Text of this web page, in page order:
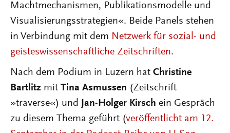
Machtmechanismen, Publikationsmodelle und
Visualisierungsstrategien«. Beide Panels stehen
in Verbindung mit dem Netzwerk für sozial- und
geisteswissenschaftliche Zeitschriften.
Nach dem Podium in Luzern hat Christine
Bartlitz mit Tina Asmussen (Zeitschrift
»traverse«) und Jan-Holger Kirsch ein Gespräch
zu diesem Thema geführt (veröffentlicht am 12.